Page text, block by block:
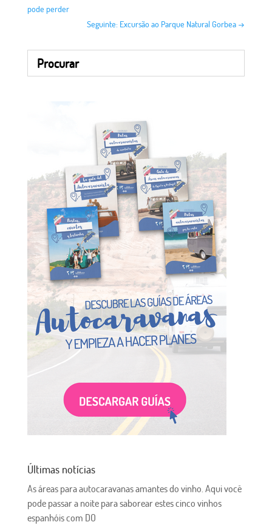
pode perder
Seguinte: Excursão ao Parque Natural Gorbea →
Últimas notícias
As áreas para autocaravanas amantes do vinho. Aqui você
pode passar a noite para saborear estes cinco vinhos
espanhóis com DO